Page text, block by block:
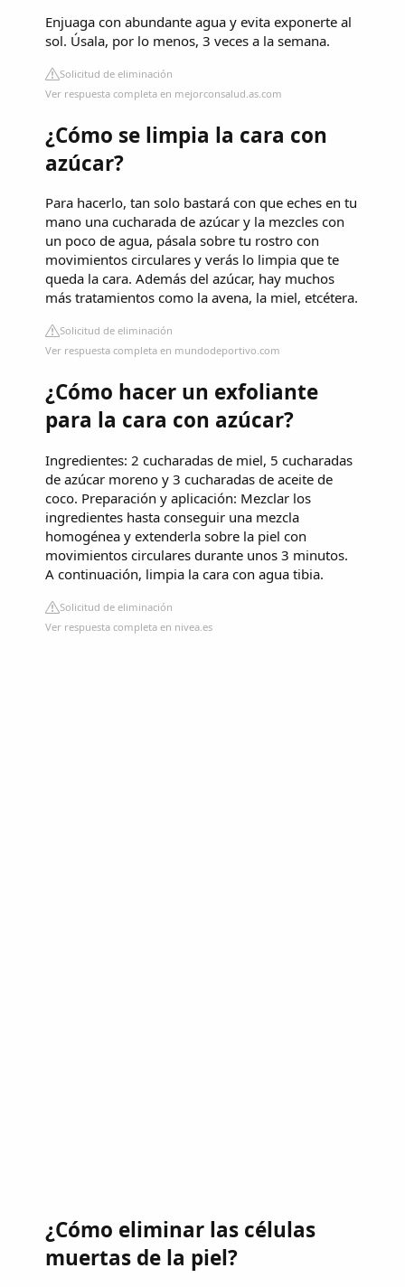
Enjuaga con abundante agua y evita exponerte al
sol. Úsala, por lo menos, 3 veces a la semana.
Solicitud de eliminación
Ver respuesta completa en mejorconsalud.as.com
¿Cómo se limpia la cara con
azúcar?
Para hacerlo, tan solo bastará con que eches en tu
mano una cucharada de azúcar y la mezcles con
un poco de agua, pásala sobre tu rostro con
movimientos circulares y verás lo limpia que te
queda la cara. Además del azúcar, hay muchos
más tratamientos como la avena, la miel, etcétera.
Solicitud de eliminación
Ver respuesta completa en mundodeportivo.com
¿Cómo hacer un exfoliante
para la cara con azúcar?
Ingredientes: 2 cucharadas de miel, 5 cucharadas
de azúcar moreno y 3 cucharadas de aceite de
coco. Preparación y aplicación: Mezclar los
ingredientes hasta conseguir una mezcla
homogénea y extenderla sobre la piel con
movimientos circulares durante unos 3 minutos.
A continuación, limpia la cara con agua tibia.
Solicitud de eliminación
Ver respuesta completa en nivea.es
¿Cómo eliminar las células
muertas de la piel?